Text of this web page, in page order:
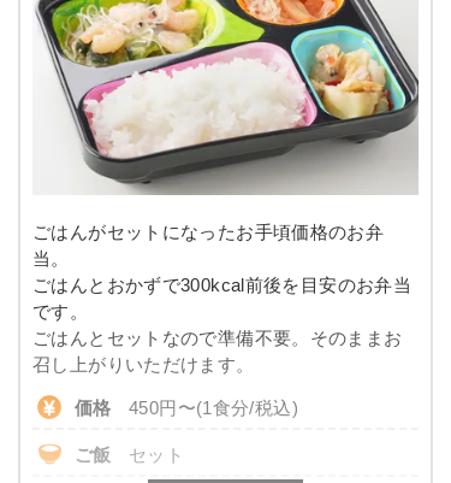
※メニューの補足
-
豆腐ハンバーグの甘酢あんかけ
こんにゃくと春菊の甘辛煮
カニ風味サラダ
竹輪と野菜の胡麻よごし
栄養素
-
※メニューの補足
-
※ その他備考
塩分 -
タンパク質
脂質 -
糖質 -
カリウム
コレステロール
彩り旬菜のメニュー例
サバの味噌だれがけ
ごはんがセットになったお手頃価格のお弁
当。
ごはんとおかずで300kcal前後を目安のお弁当
です。
ごはんとセットなので準備不要。そのままお
召し上がりいただけます。
価格 450円〜(1食分/税込)
ご飯 セット